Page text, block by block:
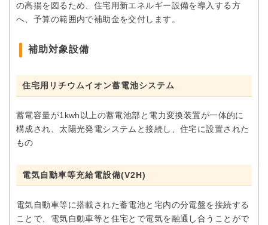
の高揚を図るため、住宅用新エネルギー設備を導入する方
へ、予算の範囲内で補助金を交付します。
補助対象設備
住宅用リチウムイオン蓄電池システム
蓄電容量が1kwh以上の蓄電池部と電力変換装置が一体的に
構成され、太陽光発電システムと接続し、住宅に設置された
もの
電気自動車等充給電設備(V2H)
電気自動車等に搭載された蓄電池と宅内の分電盤を接続する
ことで、電気自動車等と住宅とで電気を融通し合うことがで